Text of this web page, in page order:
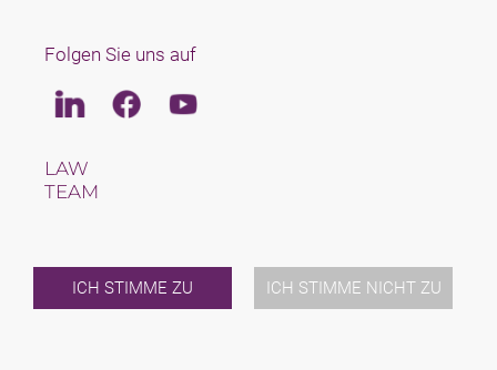
ICH STIMME ZU ICH STIMME NICHT ZU
Folgen Sie uns auf
LinkedinFacebookYoutube
LAW
TEAM
NEWS & JUSFUL
VERANSTALTUNGEN